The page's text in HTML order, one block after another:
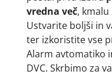
vredna več, kmalu
Ustvarite boljši in
ter izkoristite vse
Alarm avtomatiko
DVC. Skrbimo za